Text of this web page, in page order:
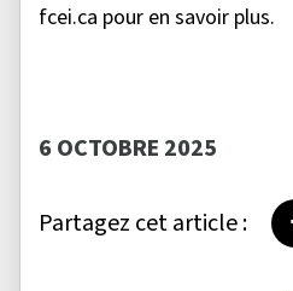
fcei.ca pour en savoir plus.
6 OCTOBRE 2025
Partagez cet article :